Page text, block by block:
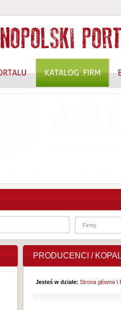
PRODUCENCI /
Jesteś w dziale: Strona główna \